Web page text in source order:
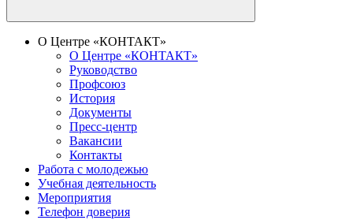
О Центре «КОНТАКТ»
О Центре «КОНТАКТ»
Руководство
Профсоюз
История
Документы
Пресс-центр
Вакансии
Контакты
Работа с молодежью
Учебная деятельность
Мероприятия
Телефон доверия